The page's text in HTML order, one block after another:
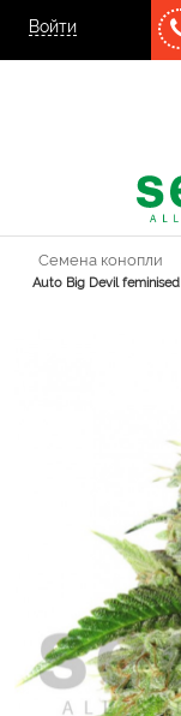
Войти
Семена конопли
Auto Big Devil feminised